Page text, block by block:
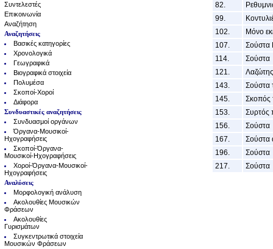
Συντελεστές
Επικοινωνία
Αναζήτηση
Αναζητήσεις
Βασικές κατηγορίες
Χρονολογικά
Γεωγραφικά
Βιογραφικά στοιχεία
Πολυμέσα
Σκοποί-Χοροί
Διάφορα
Συνδυαστικές αναζητήσεις
Συνδυασμοί οργάνων
Όργανα-Μουσικοί-
Ηχογραφήσεις
Σκοποί-Όργανα-
Μουσικοί-Ηχογραφήσεις
Χοροί-Όργανα-Μουσικοί-
Ηχογραφήσεις
Αναλύσεις
Μορφολογική ανάλυση
Ακολουθίες Μουσικών
Φράσεων
Ακολουθίες
Γυρισμάτων
Συγκεντρωτικά στοιχεία
Μουσικών Φράσεων
82.
99.
102.
Μόνο
107.
Σούστα
114.
Σούστα
121.
Λαζώτης
143.
Σούστα
145.
Σκοπός
153.
Συρτός
156.
Σούστα
167.
Σούστα
196.
Σούστα
217.
Σούστα